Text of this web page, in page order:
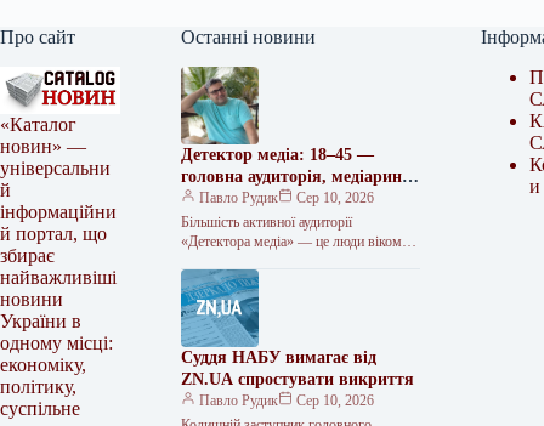
Про сайт
«Каталог
новин» —
універсальни
й
інформаційни
й портал, що
збирає
найважливіші
новини
України в
одному місці:
економіку,
політику,
суспільне
Останні новини
Детектор медіа: 18–45 —
головна аудиторія, медіаринок
— у фокусі інтересів
Павло Рудик
Сер 10, 2026
Більшість активної аудиторії
«Детектора медіа» — це люди віком
новини медіаринку. Про це свідчать
результати…
Суддя НАБУ вимагає від
ZN.UA спростувати викриття
Павло Рудик
Сер 10, 2026
и